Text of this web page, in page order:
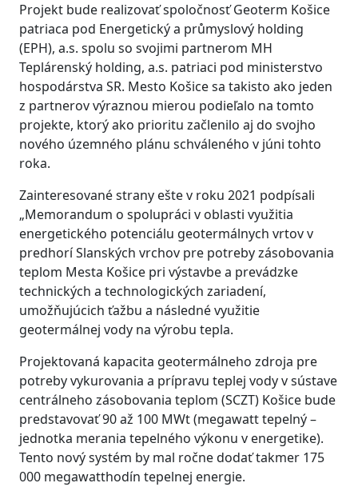
Projekt bude realizovať spoločnosť Geoterm Košice
patriaca pod Energetický a průmyslový holding
(EPH), a.s. spolu so svojimi partnerom MH
Teplárenský holding, a.s. patriaci pod ministerstvo
hospodárstva SR. Mesto Košice sa takisto ako jeden
z partnerov výraznou mierou podieľalo na tomto
projekte, ktorý ako prioritu začlenilo aj do svojho
nového územného plánu schváleného v júni tohto
roka.
Zainteresované strany ešte v roku 2021 podpísali
„Memorandum o spolupráci v oblasti využitia
energetického potenciálu geotermálnych vrtov v
predhorí Slanských vrchov pre potreby zásobovania
teplom Mesta Košice pri výstavbe a prevádzke
technických a technologických zariadení,
umožňujúcich ťažbu a následné využitie
geotermálnej vody na výrobu tepla. ​
Projektovaná kapacita geotermálneho zdroja pre
potreby vykurovania a prípravu teplej vody v sústave
centrálneho zásobovania teplom (SCZT) Košice bude
predstavovať 90 až 100 MWt (megawatt tepelný –
jednotka merania tepelného výkonu v energetike).​
Tento nový systém by mal ročne dodať takmer 175
000 megawatthodín tepelnej energie.